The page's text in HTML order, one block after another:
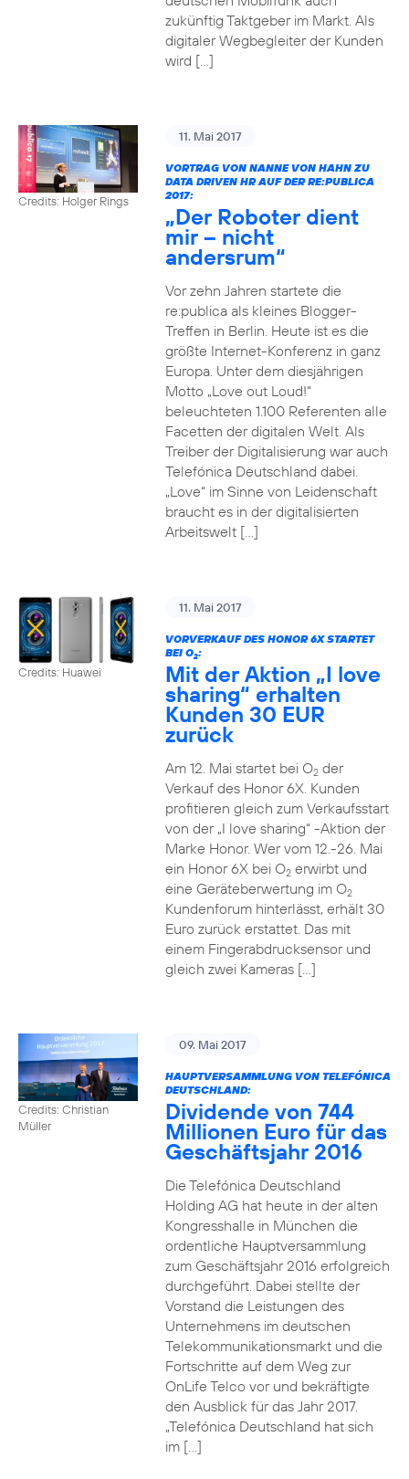
zukünftig Taktgeber im Markt. Als
digitaler Wegbegleiter der Kunden
wird […]
Credits: Holger Rings
11. Mai 2017
VORTRAG VON NANNE VON HAHN ZU
DATA DRIVEN HR AUF DER RE:PUBLICA
2017:
„Der Roboter dient
mir – nicht
andersrum“
Vor zehn Jahren startete die
re:publica als kleines Blogger-
Treffen in Berlin. Heute ist es die
größte Internet-Konferenz in ganz
Europa. Unter dem diesjährigen
Motto „Love out Loud!“
beleuchteten 1.100 Referenten alle
Facetten der digitalen Welt. Als
Treiber der Digitalisierung war auch
Telefónica Deutschland dabei.
„Love“ im Sinne von Leidenschaft
braucht es in der digitalisierten
Arbeitswelt […]
Credits: Huawei
11. Mai 2017
VORVERKAUF DES HONOR 6X STARTET
BEI O2:
Mit der Aktion „I love
sharing“ erhalten
Kunden 30 EUR
zurück
Am 12. Mai startet bei O2der
Verkauf des Honor 6X. Kunden
profitieren gleich zum Verkaufsstart
von der „I love sharing“ -Aktion der
Marke Honor. Wer vom 12.-26. Mai
ein Honor 6X bei O2erwirbt und
eine Geräteberwertung im O2
Kundenforum hinterlässt, erhält 30
Euro zurück erstattet. Das mit
einem Fingerabdrucksensor und
gleich zwei Kameras […]
Credits: Christian
Müller
09. Mai 2017
HAUPTVERSAMMLUNG VON TELEFÓNICA
DEUTSCHLAND:
Dividende von 744
Millionen Euro für das
Geschäftsjahr 2016
Die Telefónica Deutschland
Holding AG hat heute in der alten
Kongresshalle in München die
ordentliche Hauptversammlung
zum Geschäftsjahr 2016 erfolgreich
durchgeführt. Dabei stellte der
Vorstand die Leistungen des
Unternehmens im deutschen
Telekommunikationsmarkt und die
Fortschritte auf dem Weg zur
OnLife Telco vor und bekräftigte
den Ausblick für das Jahr 2017.
„Telefónica Deutschland hat sich
im […]